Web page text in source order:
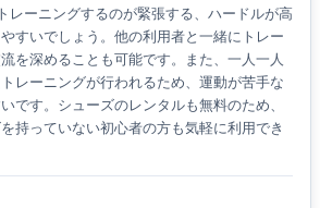
レーニングするのが緊張する、ハードルが高
すいでしょう。他の利用者と一緒にトレー
を深めることも可能です。また、一人一人
レーニングが行われるため、運動が苦手な
です。シューズのレンタルも無料のため、
持っていない初心者の方も気軽に利用でき